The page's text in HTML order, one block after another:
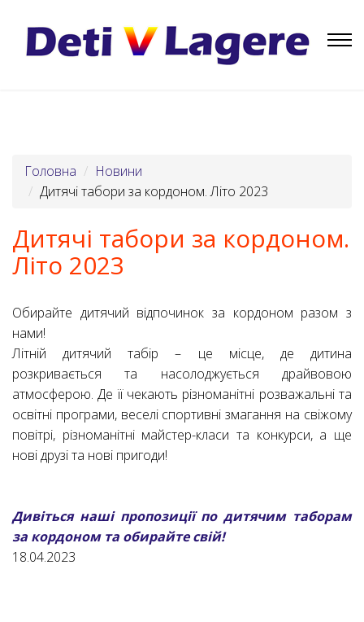
Головна
Новини
Дитячі табори за кордоном. Літо 2023
Дитячі табори за кордоном.
Літо 2023
Обирайте дитячий відпочинок за кордоном разом з
нами!
Літній дитячий табір – це місце, де дитина
розкривається та насолоджується драйвовою
атмосферою. Де її чекають різноманітні розважальні та
освітні програми, веселі спортивні змагання на свіжому
повітрі, різноманітні майстер-класи та конкурси, а ще
нові друзі та нові пригоди!
Дивіться наші пропозиції по дитячим таборам
за кордоном та обирайте свій!
18.04.2023